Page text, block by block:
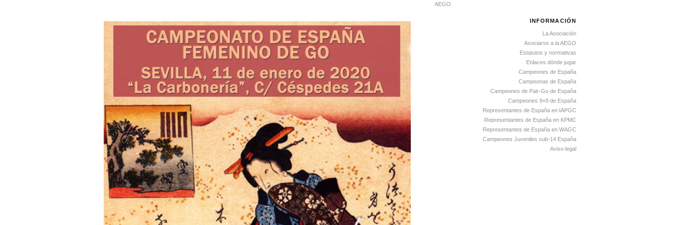
AEGO.
INFORMACIÓN
La Asociación
Asociarse a la AEGO
Estatutos y normativas
Enlaces dónde jugar
Campeones de España
Campeonas de España
Campeones de Pair-Go de España
Campeones 9×9 de España
Representantes de España en IAPGC
Representantes de España en KPMC
Representantes de España en WAGC
Campeones Juveniles sub-14 España
Aviso legal